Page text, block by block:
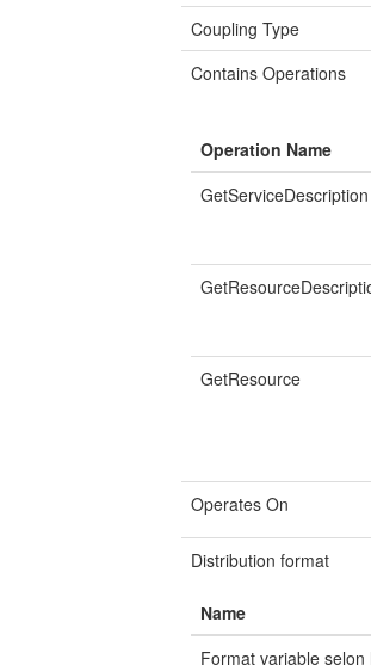
Coupling Type
Contains Operations
Operation Name
GetServiceDescription
GetResource
Operates On
Distribution format
Name
Format variable